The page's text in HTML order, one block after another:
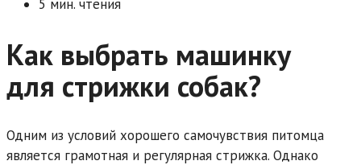
5 мин. чтения
Как выбрать машинку
для стрижки собак?
Одним из условий хорошего самочувствия питомца
является грамотная и регулярная стрижка. Однако